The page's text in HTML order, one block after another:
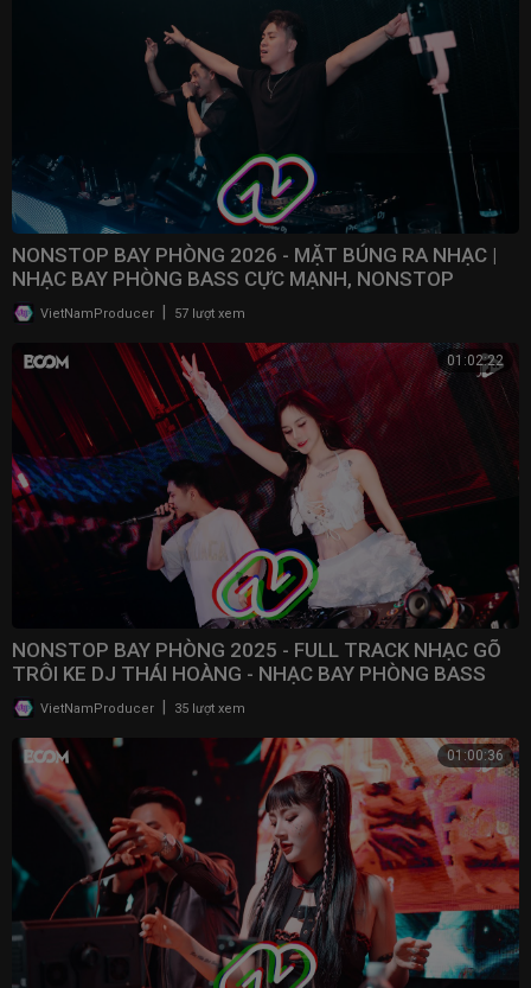
NONSTOP BAY PHÒNG 2026 - MẶT BÚNG RA NHẠC |
NHẠC BAY PHÒNG BASS CỰC MẠNH, NONSTOP
VINAHOUSE 2025
VietNamProducer 57 lượt xem
01:02:22
NONSTOP BAY PHÒNG 2025 - FULL TRACK NHẠC GÕ
TRÔI KE DJ THÁI HOÀNG - NHẠC BAY PHÒNG BASS
CWCH MẠNH
VietNamProducer | 35 lượt xem
01:00:36